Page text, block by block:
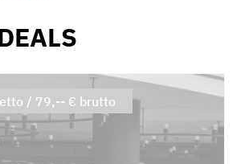
/ 79,-- € brutto